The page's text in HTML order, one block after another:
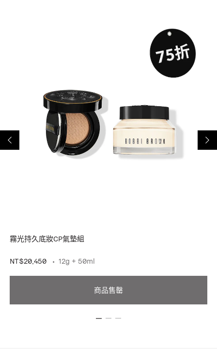
霧光持久底妝CP氣墊組
NT$20,450 12g + 50ml
商品售罄